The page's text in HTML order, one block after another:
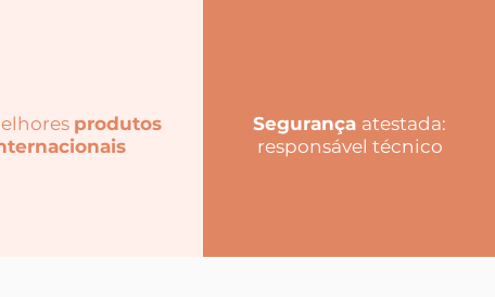
produtos
Segurança atestada:
responsável técnico